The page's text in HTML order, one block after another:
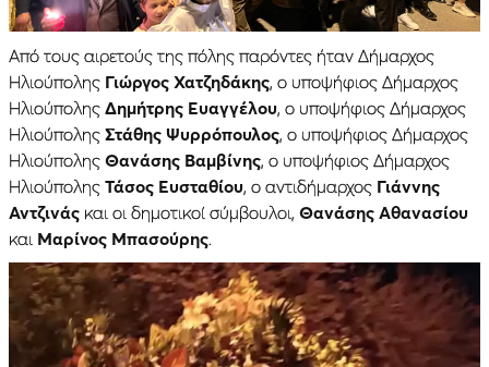
Από τους αιρετούς της πόλης παρόντες ήταν Δήμαρχος
Ηλιούπολης Γιώργος Χατζηδάκης, ο υποψήφιος Δήμαρχος
Ηλιούπολης Δημήτρης Ευαγγέλου, ο υποψήφιος Δήμαρχος
Ηλιούπολης Στάθης Ψυρρόπουλος, ο υποψήφιος Δήμαρχος
Ηλιούπολης Θανάσης Βαμβίνης, ο υποψήφιος Δήμαρχος
Ηλιούπολης Τάσος Ευσταθίου, ο αντιδήμαρχος Γιάννης
Αντζινάς και οι δημοτικοί σύμβουλοι, Θανάσης Αθανασίου
και Μαρίνος Μπασούρης.